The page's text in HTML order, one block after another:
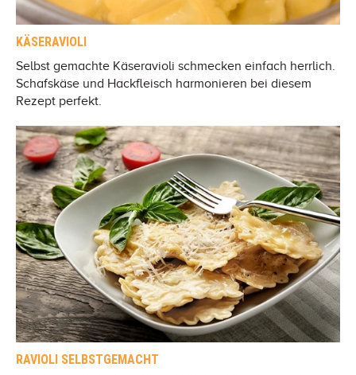
KÄSERAVIOLI
Selbst gemachte Käseravioli schmecken einfach herrlich.
Schafskäse und Hackfleisch harmonieren bei diesem
Rezept perfekt.
RAVIOLI SELBSTGEMACHT